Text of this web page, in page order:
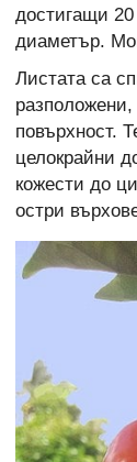
достигащи
диаметър.
Листата са
повърхност.
целокрайни
кожести до
остри